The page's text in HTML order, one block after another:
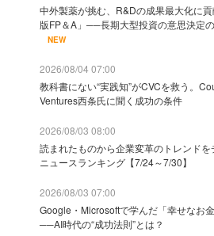
中外製薬が挑む、R&Dの成果最大化に
版FP＆A」──長期大型投資の意思決定
NEW
2026/08/04 07:00
教科書にない“実践知”がCVCを救う。
Ventures西条氏に聞く成功の条件
2026/08/03 08:00
読まれたものから企業変革のトレンドを
ニュースランキング【7/24～7/30】
2026/08/03 07:00
Google・Microsoftで学んだ「幸せなお
──AI時代の“成功法則”とは？